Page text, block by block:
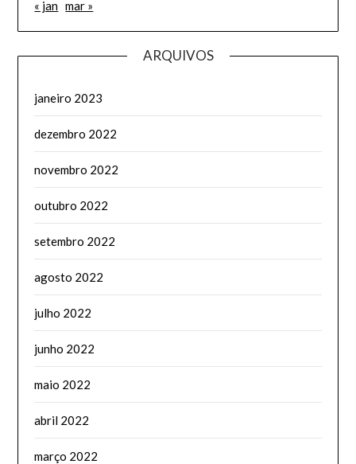
« jan mar »
ARQUIVOS
janeiro 2023
dezembro 2022
novembro 2022
outubro 2022
setembro 2022
agosto 2022
julho 2022
junho 2022
maio 2022
abril 2022
março 2022